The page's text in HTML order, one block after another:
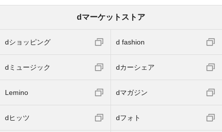
dマーケットストア
dショッピング d fashion
dミュージック dカーシェア
Lemino dマガジン
dヒッツ dフォト